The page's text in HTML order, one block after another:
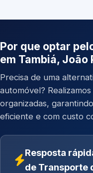
Por que optar
em Tambiá, João
Precisa de uma
automóvel?
organizadas,
eficiente e com custo
Resposta
de Transporte